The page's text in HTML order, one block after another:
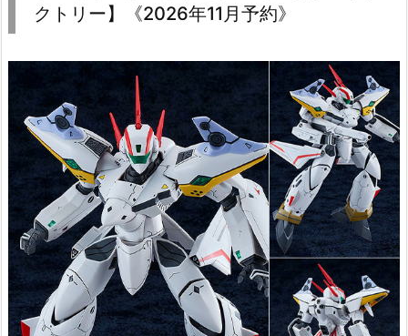
クトリー】《2026年11月予約》